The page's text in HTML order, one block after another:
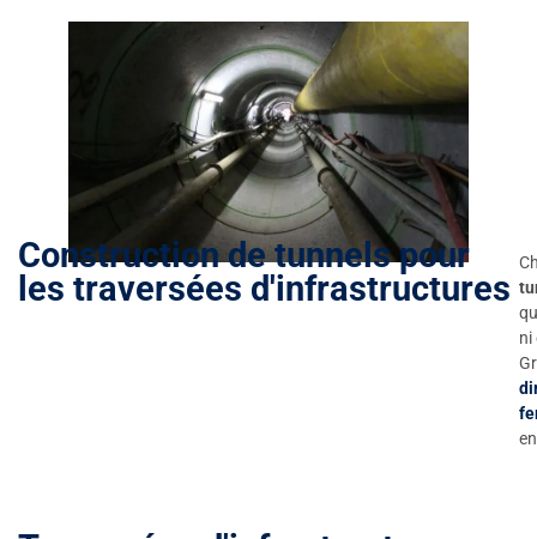
Construction de tunnels pour
les traversées d'infrastructures
ni